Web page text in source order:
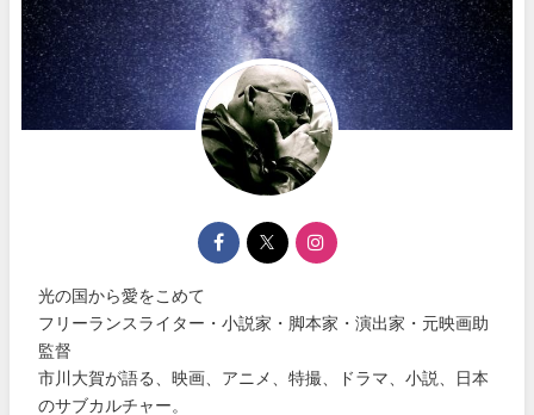
光の国から愛をこめて
フリーランスライター・小説家・脚本家・演出家・元映画助
監督
市川大賀が語る、映画、アニメ、特撮、ドラマ、小説、日本
のサブカルチャー。